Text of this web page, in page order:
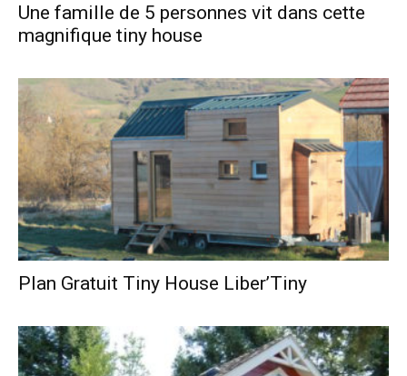
Une famille de 5 personnes vit dans cette
magnifique tiny house
Plan Gratuit Tiny House Liber’Tiny